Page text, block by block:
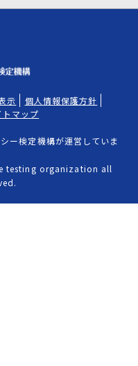
示
個人情報保護方針
トマップ
ー検定機構が運営していま
testing organization all